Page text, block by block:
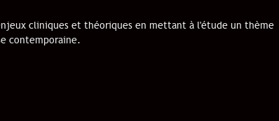
cliniques et théoriques en mettant à l'étude un thème
contemporaine.